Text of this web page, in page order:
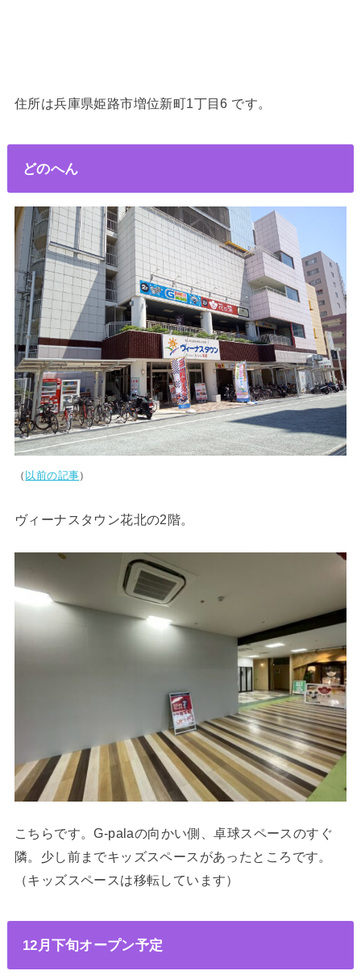
住所は兵庫県姫路市増位新町1丁目6 です。
どのへん
（ 以前の記事）
ヴィーナスタウン花北の2階。
こちらです。G-palaの向かい側、卓球スペースのすぐ
隣。少し前までキッズスペースがあったところです。
（キッズスペースは移転しています）
12月下旬オープン予定